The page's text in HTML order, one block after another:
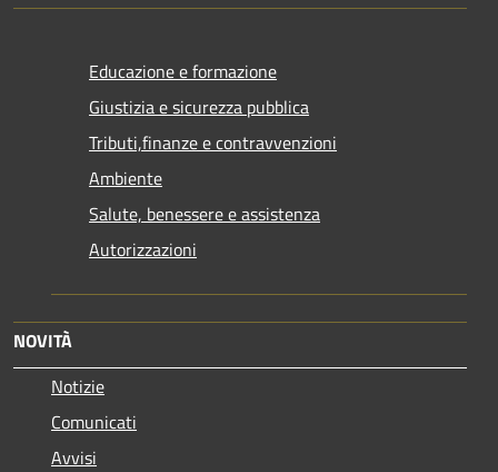
Educazione e formazione
Giustizia e sicurezza pubblica
Tributi,finanze e contravvenzioni
Ambiente
Salute, benessere e assistenza
Autorizzazioni
NOVITÀ
Notizie
Comunicati
Avvisi